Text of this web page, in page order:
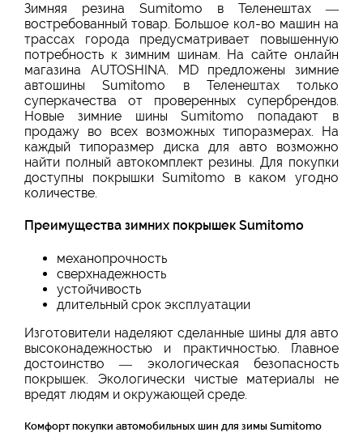
Зимняя резина Sumitomo в Теленештах —
востребованный товар. Большое кол-во машин на
трассах города предусматривает повышенную
потребность к зимним шинам. На сайте онлайн
магазина AUTOSHINA. MD предложены зимние
автошины Sumitomo в Теленештах только
суперкачества от проверенных супербрендов.
Новые зимние шины Sumitomo попадают в
продажу во всех возможных типоразмерах. На
каждый типоразмер диска для авто возможно
найти полный автокомплект резины. Для покупки
доступны покрышки Sumitomo в каком угодно
количестве.
Преимущества зимних покрышек Sumitomo
механопрочность
сверхнадежность
устойчивость
длительный срок эксплуатации
Изготовители наделяют сделанные шины для авто
высоконадежностью и практичностью. Главное
достоинство — экологическая безопасность
покрышек. Экологически чистые материалы не
вредят людям и окружающей среде.
Комфорт покупки автомобильных шин для зимы Sumitomo